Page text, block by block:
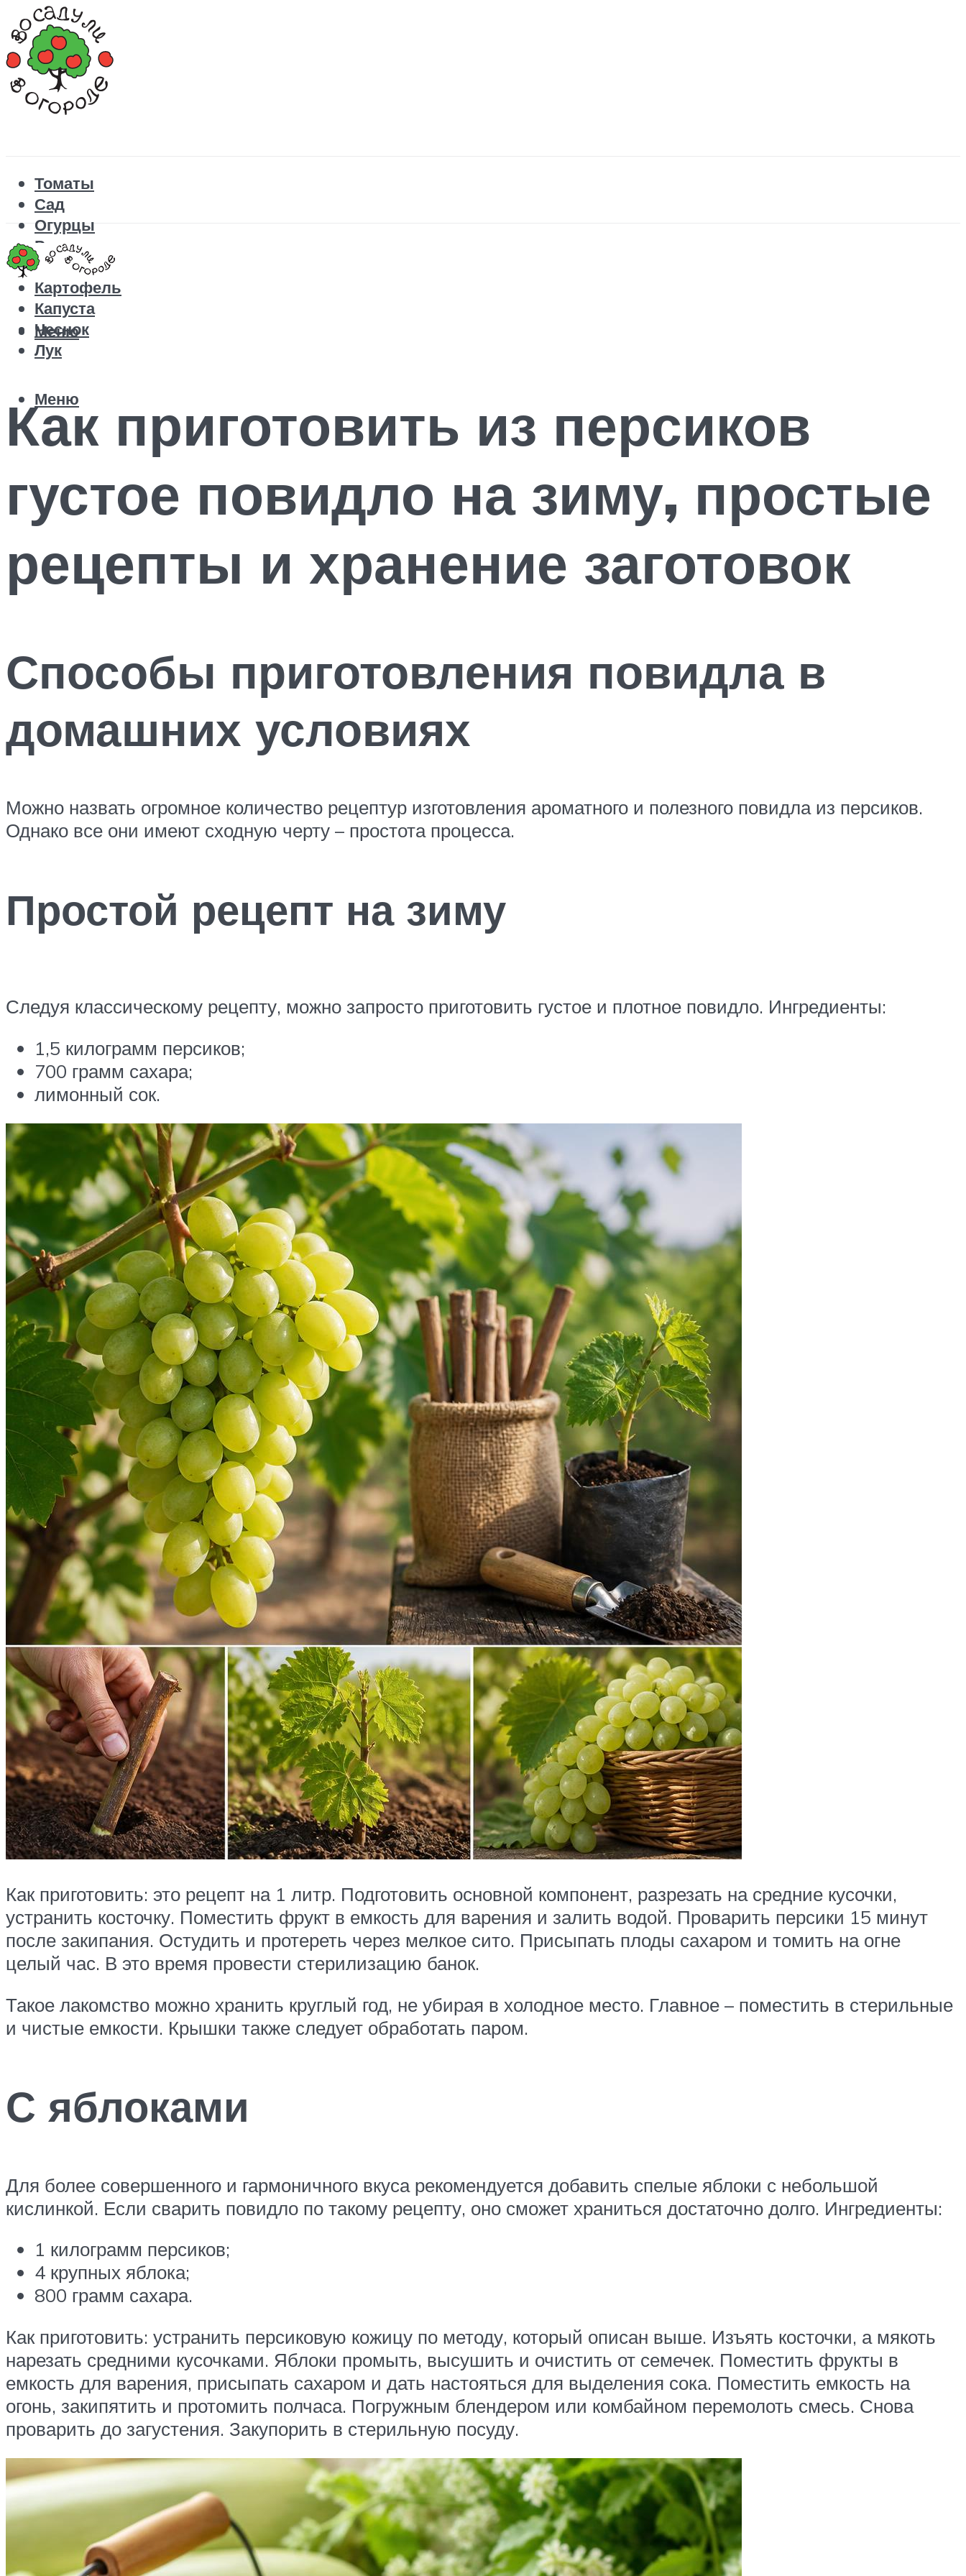
Томаты
Сад
Огурцы
Рецепты
Перец
Картофель
Капуста
Чеснок
Лук
Меню
Меню
Как приготовить из персиков
густое повидло на зиму, простые
рецепты и хранение заготовок
Способы приготовления повидла в
домашних условиях
Можно назвать огромное количество рецептур изготовления ароматного и полезного повидла из персиков.
Однако все они имеют сходную черту – простота процесса.
Простой рецепт на зиму
Следуя классическому рецепту, можно запросто приготовить густое и плотное повидло. Ингредиенты:
1,5 килограмм персиков;
700 грамм сахара;
лимонный сок.
Как приготовить: это рецепт на 1 литр. Подготовить основной компонент, разрезать на средние кусочки,
устранить косточку. Поместить фрукт в емкость для варения и залить водой. Проварить персики 15 минут
после закипания. Остудить и протереть через мелкое сито. Присыпать плоды сахаром и томить на огне
целый час. В это время провести стерилизацию банок.
Такое лакомство можно хранить круглый год, не убирая в холодное место. Главное – поместить в стерильные
и чистые емкости. Крышки также следует обработать паром.
С яблоками
Для более совершенного и гармоничного вкуса рекомендуется добавить спелые яблоки с небольшой
кислинкой. Если сварить повидло по такому рецепту, оно сможет храниться достаточно долго. Ингредиенты:
1 килограмм персиков;
4 крупных яблока;
800 грамм сахара.
Как приготовить: устранить персиковую кожицу по методу, который описан выше. Изъять косточки, а мякоть
нарезать средними кусочками. Яблоки промыть, высушить и очистить от семечек. Поместить фрукты в
емкость для варения, присыпать сахаром и дать настояться для выделения сока. Поместить емкость на
огонь, закипятить и протомить полчаса. Погружным блендером или комбайном перемолоть смесь. Снова
проварить до загустения. Закупорить в стерильную посуду.